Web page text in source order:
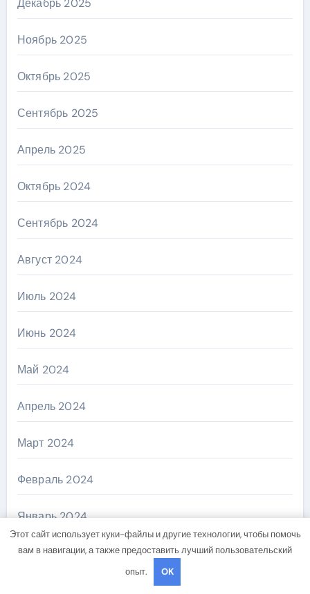
Ноябрь 2025
Октябрь 2025
Сентябрь 2025
Апрель 2025
Октябрь 2024
Сентябрь 2024
Август 2024
Июль 2024
Июнь 2024
Май 2024
Апрель 2024
Март 2024
Февраль 2024
Январь 2024
Декабрь 2023
Этот сайт использует куки-файлы и другие технологии, чтобы помочь
вам в навигации, а также предоставить лучший пользовательский
опыт.
OK